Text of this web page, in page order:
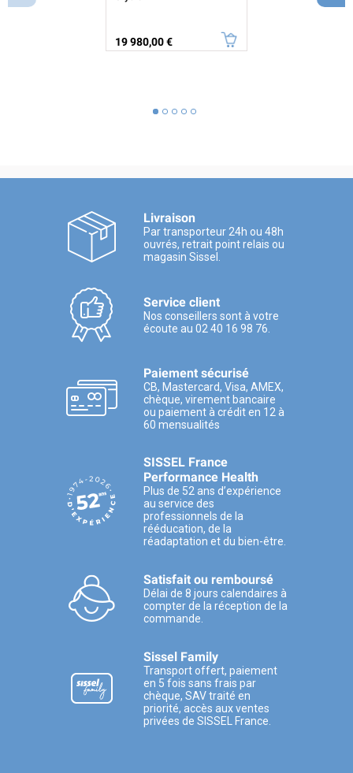
Prix
19 980,00 €
Livraison
Par transporteur 24h ou 48h
ouvrés, retrait point relais ou
magasin Sissel.
Service client
Nos conseillers sont à votre
écoute au 02 40 16 98 76.
Paiement sécurisé
CB, Mastercard, Visa, AMEX,
chèque, virement bancaire
ou paiement à crédit en 12 à
60 mensualités
SISSEL France
Performance Health
Plus de 52 ans d’expérience
au service des
professionnels de la
rééducation, de la
réadaptation et du bien-être.
Satisfait ou remboursé
Délai de 8 jours calendaires à
compter de la réception de la
commande.
Sissel Family
Transport offert, paiement
en 5 fois sans frais par
chèque, SAV traité en
priorité, accès aux ventes
privées de SISSEL France.